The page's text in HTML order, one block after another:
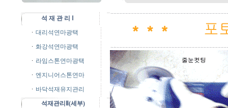
석 재 관 리 Ⅰ
대리석연마광택
화강석연마광택
라임스톤연마광택
엔지니어스톤연마
바닥석재유지관리
석재관리Ⅱ(세부)